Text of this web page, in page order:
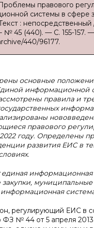
правового
системы в сфере
:
45 (440). — С. 155-157.
440/96177.
основные
информационной
правила и
правового
году. Определены
развития ЕИС в
единая информационная
муниципальные
информационная
регулирующий ЕИС в
ФЗ № 44 от 5 апреля 2013